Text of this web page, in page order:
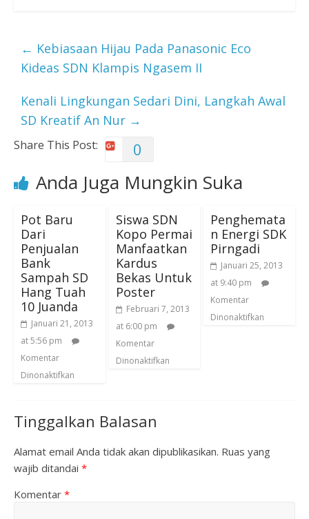
← Kebiasaan Hijau Pada Panasonic Eco
Kideas SDN Klampis Ngasem II
Kenali Lingkungan Sedari Dini, Langkah Awal
SD Kreatif An Nur →
Share This Post: 0
Anda Juga Mungkin Suka
Pot Baru
Dari
Penjualan
Bank
Sampah SD
Hang Tuah
10 Juanda
Januari 21, 2013
at 5:56 pm
Komentar
Dinonaktifkan
Siswa SDN
Kopo Permai
Manfaatkan
Kardus
Bekas Untuk
Poster
Februari 7, 2013
at 6:00 pm
Komentar
Dinonaktifkan
Penghemata
n Energi SDK
Pirngadi
Januari 25, 2013
at 9:40 pm
Komentar
Dinonaktifkan
Tinggalkan Balasan
Alamat email Anda tidak akan dipublikasikan. Ruas yang
wajib ditandai *
Komentar *